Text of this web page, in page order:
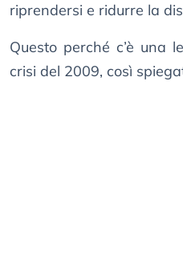
riprendersi e ridurre la
Questo perché c’è una
crisi del 2009, così